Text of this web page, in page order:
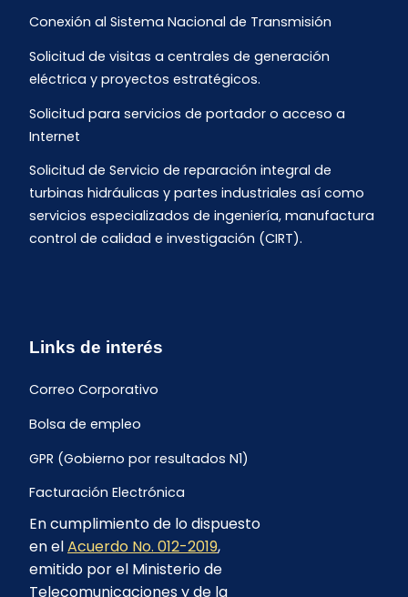
Conexión al Sistema Nacional de Transmisión
Solicitud de visitas a centrales de generación
eléctrica y proyectos estratégicos.
Solicitud para servicios de portador o acceso a
Internet
Solicitud de Servicio de reparación integral de
turbinas hidráulicas y partes industriales así como
servicios especializados de ingeniería, manufactura
control de calidad e investigación (CIRT).
Links de interés
Correo Corporativo
Bolsa de empleo
GPR (Gobierno por resultados N1)
Facturación Electrónica
Archivo Histórico de Facturación
Portal Ambiental y Social
En cumplimiento de lo dispuesto
en elAcuerdo No. 012-2019,
emitido por el Ministerio de
Telecomunicaciones y de la